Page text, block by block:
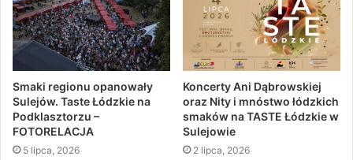
Smaki regionu opanowały
Sulejów. Taste Łódzkie na
Podklasztorzu –
FOTORELACJA
5 lipca, 2026
Koncerty Ani Dąbrowskiej
oraz Nity i mnóstwo łódzkich
smaków na TASTE Łódzkie w
Sulejowie
2 lipca, 2026